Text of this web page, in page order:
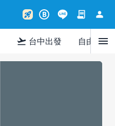
rocket_launch B contract person
flight_takeoff 台中出發 自由行menu